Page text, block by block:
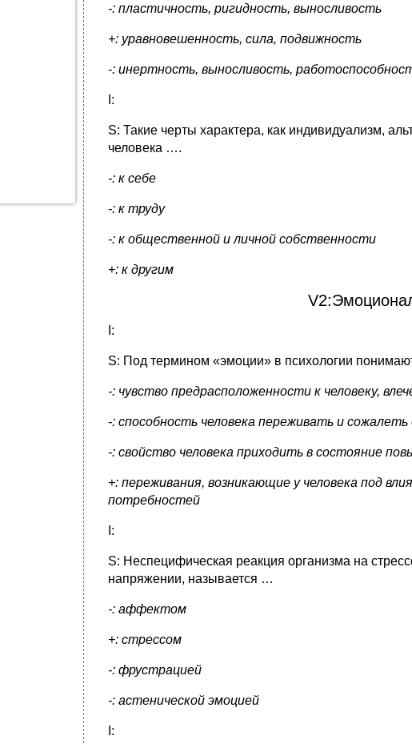
-: пластичность, ригидность, выносливость
+: уравновешенность, сила, подвижность
-: инертность, выносливость,
I:
S: Такие черты характера, как индивидуализм,
человека ….
-: к себе
-: к труду
-: к общественной и личной собственности
+: к другим
I:
S: Под термином «эмоции» в психологии
-: чувство предрасположенности к человеку,
-: способность человека переживать и
-: свойство человека приходить в состояние
+: переживания, возникающие у человека под
потребностей
I:
S: Неспецифическая реакция организма на
напряжении, называется …
-: аффектом
+: стрессом
-: фрустрацией
-: астенической эмоцией
I: